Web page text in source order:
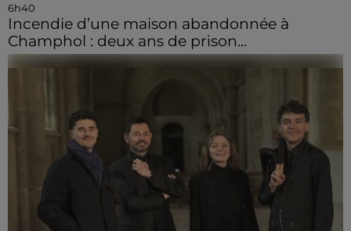
6h40
Incendie d’une maison abandonnée à
Champhol : deux ans de prison...